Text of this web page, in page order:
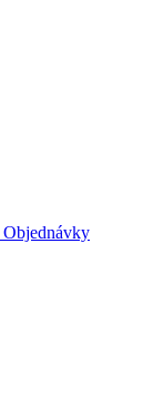
Objednávky